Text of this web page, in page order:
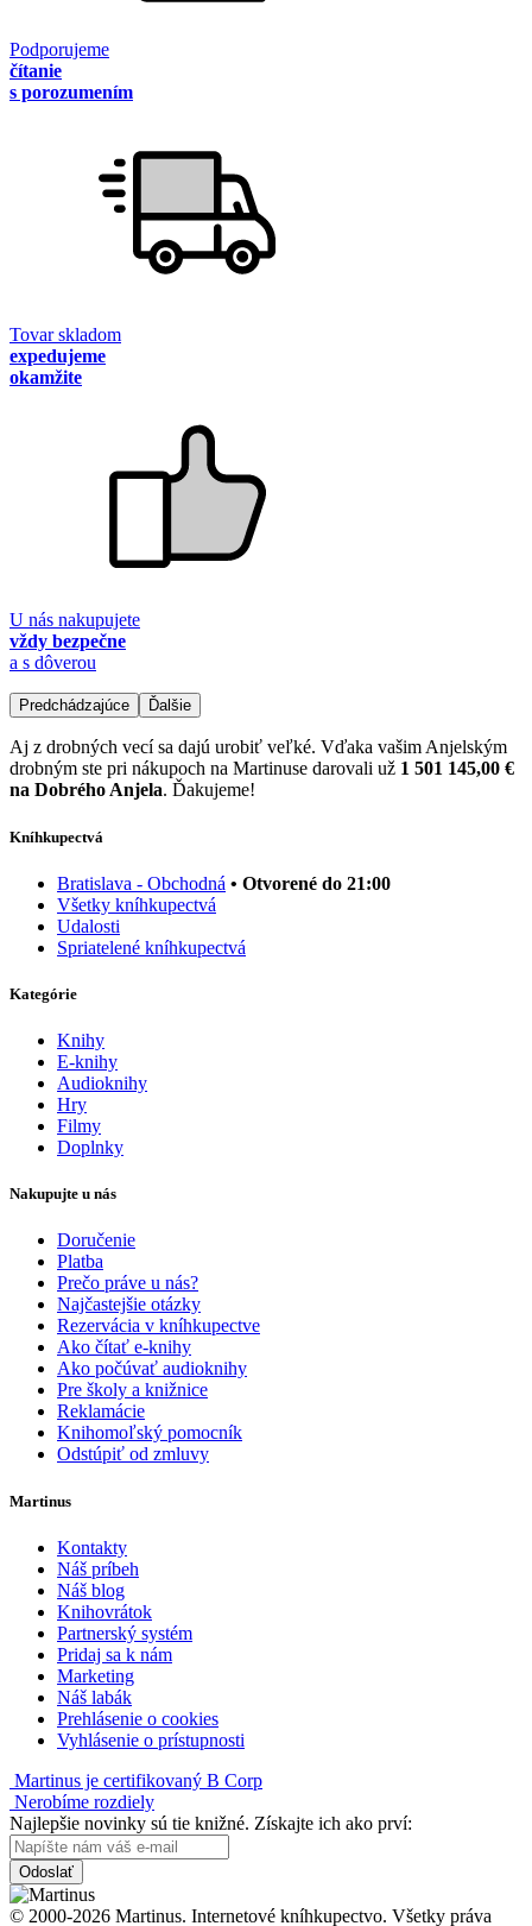
Podporujeme
čítanie
s porozumením
Tovar skladom
expedujeme
okamžite
U nás nakupujete
vždy bezpečne
a s dôverou
Predchádzajúce Ďalšie
Aj z drobných vecí sa dajú urobiť veľké. Vďaka vašim Anjelským
drobným ste pri nákupoch na Martinuse darovali už 1 501 145,00 €
na Dobrého Anjela. Ďakujeme!
Kníhkupectvá
Bratislava - Obchodná • Otvorené do 21:00
Všetky kníhkupectvá
Udalosti
Spriatelené kníhkupectvá
Kategórie
Knihy
E-knihy
Audioknihy
Hry
Filmy
Doplnky
Nakupujte u nás
Doručenie
Platba
Prečo práve u nás?
Najčastejšie otázky
Rezervácia v kníhkupectve
Ako čítať e-knihy
Ako počúvať audioknihy
Pre školy a knižnice
Reklamácie
Knihomoľský pomocník
Odstúpiť od zmluvy
Martinus
Kontakty
Náš príbeh
Náš blog
Knihovrátok
Partnerský systém
Pridaj sa k nám
Marketing
Náš labák
Prehlásenie o cookies
Vyhlásenie o prístupnosti
Martinus je certifikovaný B Corp
Nerobíme rozdiely
Najlepšie novinky sú tie knižné. Získajte ich ako prví:
Odoslať
© 2000-2026 Martinus. Internetové kníhkupectvo. Všetky práva